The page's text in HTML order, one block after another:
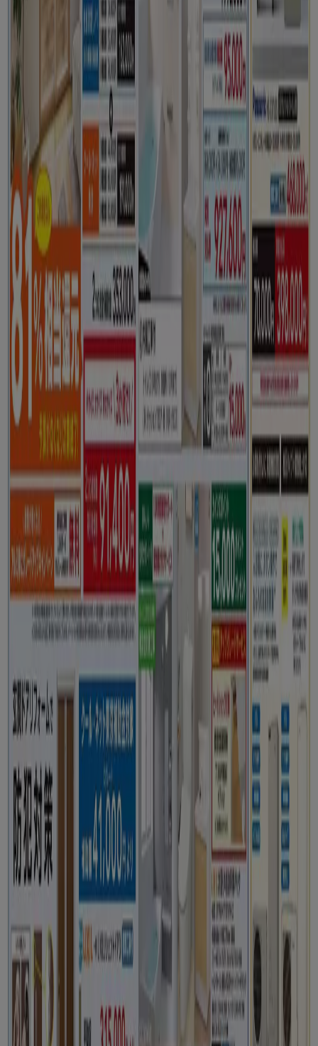
さいたま市のホームセンター&ペット
のカタログ
さいたま市のチラシとお得な情報
シェルター 水着水族館ランタン カーテンネックレスフット
ケア スーツケース
他のまちのホームセンター&ペット
東京都 大阪市 横浜市 福岡市 札幌市
神
戸市
仙台市 広島市 京都市 さいたま市 川崎市
北九州市 新潟市
渋谷区
都道府県一覧へ
原点の最新情報とTiendeoで公開されたペットに
関する情報！
ホームセンターのこのカテゴリでは、パンフレット/カタロ
グ、住所、電話番号などを参照できます。原点の中心から。
メールで注文カタログを確認してください！家の改造方法を
検討する際に、流行をチェックして最後のカタログでアイデ
アのカタログを見てみませんか♪、価格比較モデルのそれぞ
れの興味も！
に行く のオファー ホームセンター&ペット
広告
Tiendeoは世界中でのローカルショッピングを改革するIT企
業Shopfullyの一社です。
Tiendeo